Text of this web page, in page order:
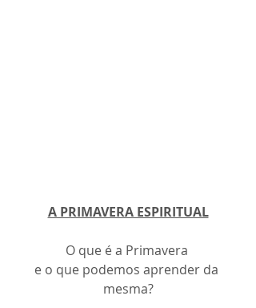
A PRIMAVERA ESPIRITUAL
O que é a Primavera
e o que podemos aprender da
mesma?